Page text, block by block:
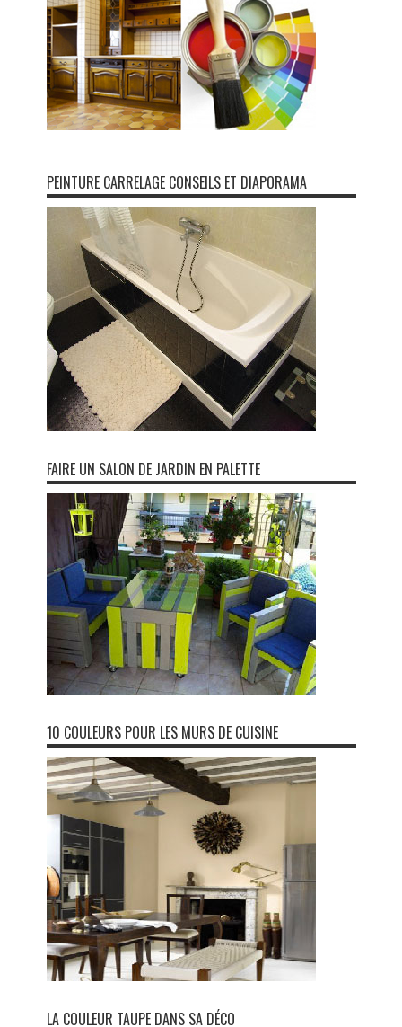
PEINTURE CARRELAGE CONSEILS ET DIAPORAMA
FAIRE UN SALON DE JARDIN EN PALETTE
10 COULEURS POUR LES MURS DE CUISINE
LA COULEUR TAUPE DANS SA DÉCO